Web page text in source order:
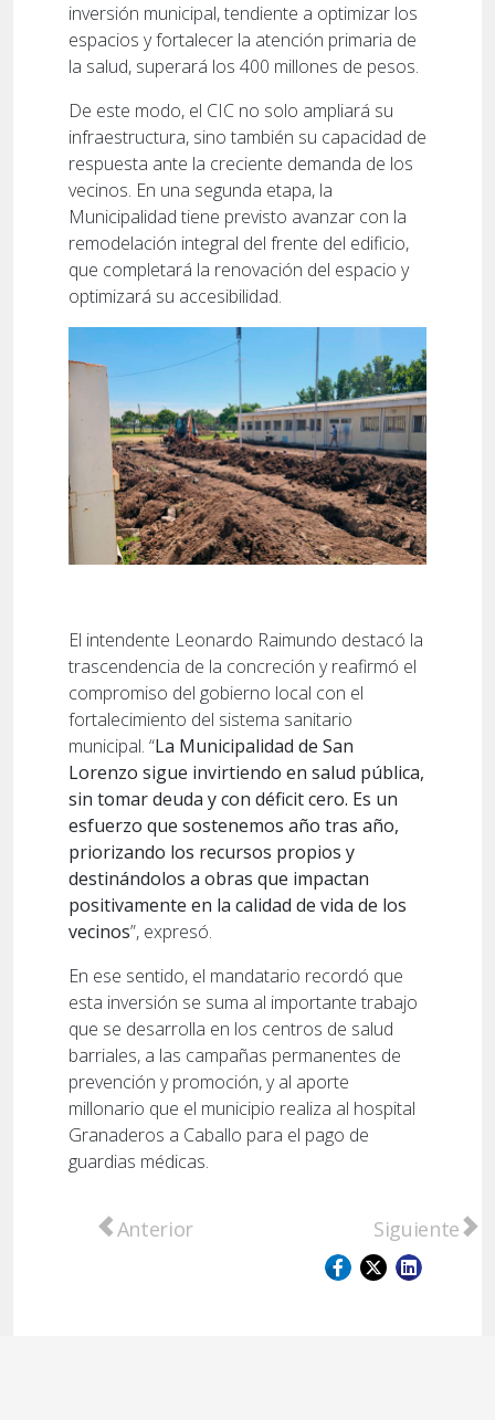
inversión municipal, tendiente a optimizar los
espacios y fortalecer la atención primaria de
la salud, superará los 400 millones de pesos.
De este modo, el CIC no solo ampliará su
infraestructura, sino también su capacidad de
respuesta ante la creciente demanda de los
vecinos. En una segunda etapa, la
Municipalidad tiene previsto avanzar con la
remodelación integral del frente del edificio,
que completará la renovación del espacio y
optimizará su accesibilidad.
El intendente Leonardo Raimundo destacó la
trascendencia de la concreción y reafirmó el
compromiso del gobierno local con el
fortalecimiento del sistema sanitario
municipal. “La Municipalidad de San
Lorenzo sigue invirtiendo en salud pública,
sin tomar deuda y con déficit cero. Es un
esfuerzo que sostenemos año tras año,
priorizando los recursos propios y
destinándolos a obras que impactan
positivamente en la calidad de vida de los
vecinos”, expresó.
En ese sentido, el mandatario recordó que
esta inversión se suma al importante trabajo
que se desarrolla en los centros de salud
barriales, a las campañas permanentes de
prevención y promoción, y al aporte
millonario que el municipio realiza al hospital
Granaderos a Caballo para el pago de
guardias médicas.
Artículo anterior: Empleados municipales
Anterior Artículo
Siguiente